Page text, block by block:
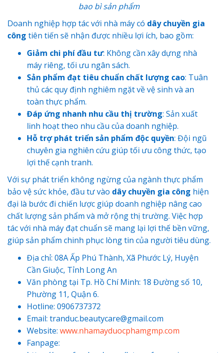
bao bì sản phẩm
Doanh nghiệp hợp tác với nhà máy có dây chuyền gia
công tiên tiến sẽ nhận được nhiều lợi ích, bao gồm:
Giảm chi phí đầu tư: Không cần xây dựng nhà
máy riêng, tối ưu ngân sách.
Sản phẩm đạt tiêu chuẩn chất lượng cao: Tuân
thủ các quy định nghiêm ngặt về vệ sinh và an
toàn thực phẩm.
Đáp ứng nhanh nhu cầu thị trường: Sản xuất
linh hoạt theo nhu cầu của doanh nghiệp.
Hỗ trợ phát triển sản phẩm độc quyền: Đội ngũ
chuyên gia nghiên cứu giúp tối ưu công thức, tạo
lợi thế cạnh tranh.
Với sự phát triển không ngừng của ngành thực phẩm
bảo vệ sức khỏe, đầu tư vào dây chuyền gia công hiện
đại là bước đi chiến lược giúp doanh nghiệp nâng cao
chất lượng sản phẩm và mở rộng thị trường. Việc hợp
tác với nhà máy đạt chuẩn sẽ mang lại lợi thế bền vững,
giúp sản phẩm chinh phục lòng tin của người tiêu dùng.
Địa chỉ: 08A Ấp Phú Thành, Xã Phước Lý, Huyện
Cần Giuộc, Tỉnh Long An
Văn phòng tại Tp. Hồ Chí Minh: 18 Đường số 10,
Phường 11, Quận 6.
Hotline: 0906737372
Email: tranduc.beautycare@gmail.com
Website: www.nhamayduocphamgmp.com
Fanpage: